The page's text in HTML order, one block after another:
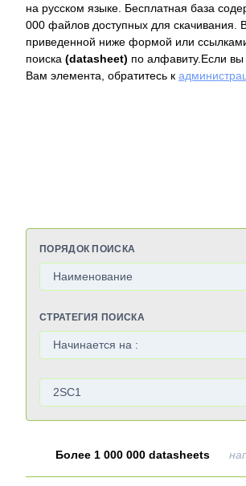
на русском языке. Бесплатная база
000 файлов доступных для скачивания.
приведенной ниже формой или
поиска (datasheet) по алфавиту.Если
Вам элемента, обратитесь к
ПОРЯДОК ПОИСКА
СТРАТЕГИЯ ПОИСКА
Более 1 000 000 datasheets